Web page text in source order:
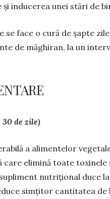
inducerea unei stări de
face o cură de șapte
de măghiran, la un
de zile)
a ali­mentelor
care elimină toate toxinele
nutrițional duce
simțitor cantitatea